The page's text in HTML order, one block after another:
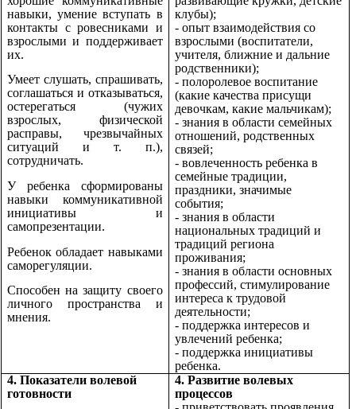
навыки, умение вступать в
контакты с ровесниками и
взрослыми и поддерживает
их.
Умеет слушать, спрашивать,
соглашаться и отказываться,
остерегаться (чужих
взрослых, физической
расправы, чрезвычайных
ситуаций и т. п.),
сотрудничать.
У ребенка сформированы
навыки коммуникативной
инициативы и
самопрезентации.
Ребенок обладает навыками
саморегуляции.
Способен на защиту своего
личного пространства и
мнения.
клубы);
- опыт взаимодействия со
взрослыми (воспитатели,
учителя, ближние и дальние
родственники);
- полоролевое воспитание
(какие качества присущи
девочкам, какие мальчикам);
- знания в области семейных
отношений, родственных
связей;
- вовлеченность ребенка в
семейные традиции,
праздники, значимые
события;
- знания в области
национальных традиций и
традиций региона
проживания;
- знания в области основных
профессий, стимулирование
интереса к трудовой
деятельности;
- поддержка интересов и
увлечений ребенка;
- поддержка инициативы
ребенка.
4. Показатели волевой
готовности
4. Развитие волевых
процессов